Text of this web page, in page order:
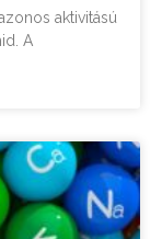
aktivitású
A